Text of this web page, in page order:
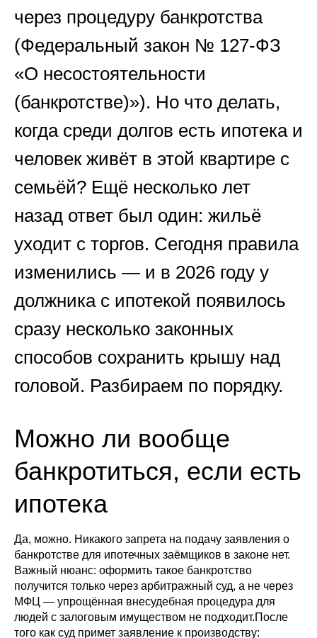
через процедуру банкротства
(Федеральный закон № 127-ФЗ
«О несостоятельности
(банкротстве)»). Но что делать,
когда среди долгов есть ипотека и
человек живёт в этой квартире с
семьёй? Ещё несколько лет
назад ответ был один: жильё
уходит с торгов. Сегодня правила
изменились — и в 2026 году у
должника с ипотекой появилось
сразу несколько законных
способов сохранить крышу над
головой. Разбираем по порядку.
Можно ли вообще
банкротиться, если есть
ипотека
Да, можно. Никакого запрета на подачу заявления о
банкротстве для ипотечных заёмщиков в законе нет.
Важный нюанс: оформить такое банкротство
получится только через арбитражный суд, а не через
МФЦ — упрощённая внесудебная процедура для
людей с залоговым имуществом не подходит.После
того как суд примет заявление к производству: